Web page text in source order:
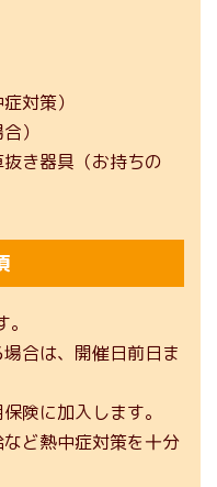
対策）
）
き器具（お持ちの
合は、開催日前日ま
険に加入します。
ど熱中症対策を十分